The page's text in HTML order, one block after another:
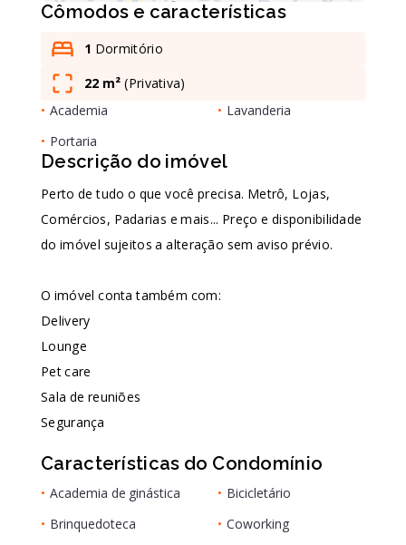
Cômodos e características
1 Dormitório
22 m² (Privativa)
• Academia • Lavanderia
• Portaria
Descrição do imóvel
Perto de tudo o que você precisa. Metrô, Lojas,
Comércios, Padarias e mais... Preço e disponibilidade
do imóvel sujeitos a alteração sem aviso prévio.
O imóvel conta também com:
Delivery
Lounge
Pet care
Sala de reuniões
Segurança
Características do Condomínio
• Academia de ginástica • Bicicletário
• Brinquedoteca • Coworking